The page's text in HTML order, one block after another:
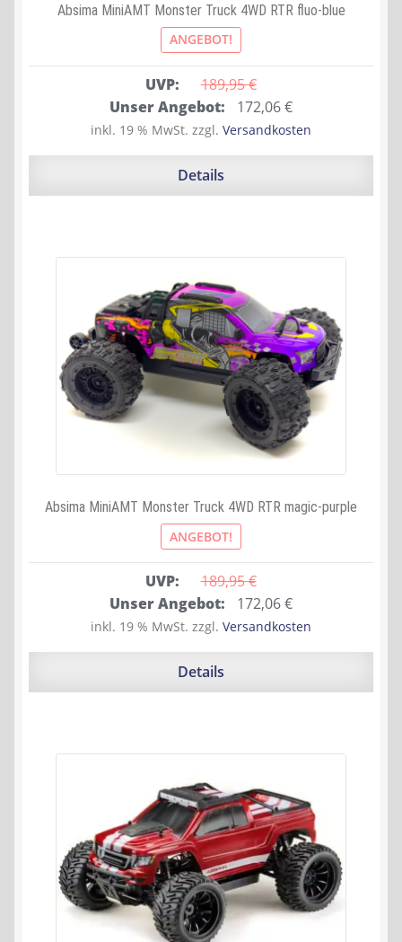
Absima MiniAMT Monster Truck 4WD RTR fluo-blue
ANGEBOT!
UVP: 189,95 €
Ursprünglicher
Preis
war:
Unser Angebot: 172,06€Aktueller
Preis
ist:
inkl. 19 % MwSt. zzgl. Versandkosten
Details
Absima MiniAMT Monster Truck 4WD RTR magic-purple
ANGEBOT!
UVP: 189,95 €
Ursprünglicher
Preis
war:
Unser Angebot: 172,06€Aktueller
Preis
ist:
inkl. 19 % MwSt. zzgl. Versandkosten
Details